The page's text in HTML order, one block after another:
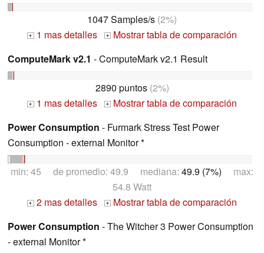
1047 Samples/s (2%)
+ 1 mas detalles +
Mostrar tabla de comparación
ComputeMark v2.1 - ComputeMark v2.1 Result
2890 puntos(2%)
+ 1 mas detalles +
Mostrar tabla de comparación
Power Consumption - Furmark Stress Test Power
Consumption - external Monitor *
min: 45 de promedio: 49.9 mediana: 49.9 (7%) max:
54.8 Watt
+ 2 mas detalles +
Mostrar tabla de comparación
Power Consumption - The Witcher 3 Power Consumption
- external Monitor *